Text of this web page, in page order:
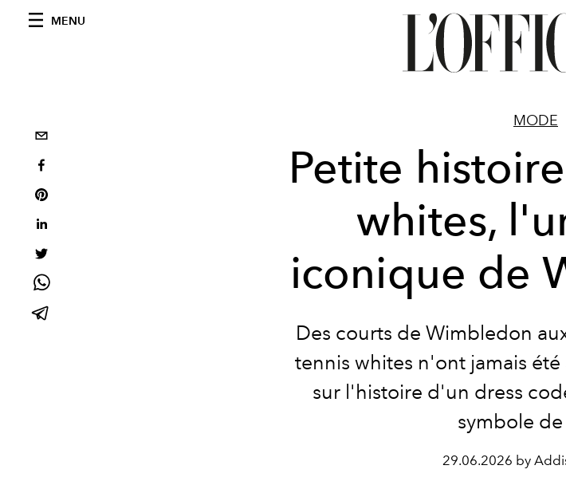
MENU
MODE
Petite
whites,
iconique de
Des courts de Wimbledon
tennis whites n'ont jamais été
sur l'histoire d'un dress
symbole de
29.06.2026 by